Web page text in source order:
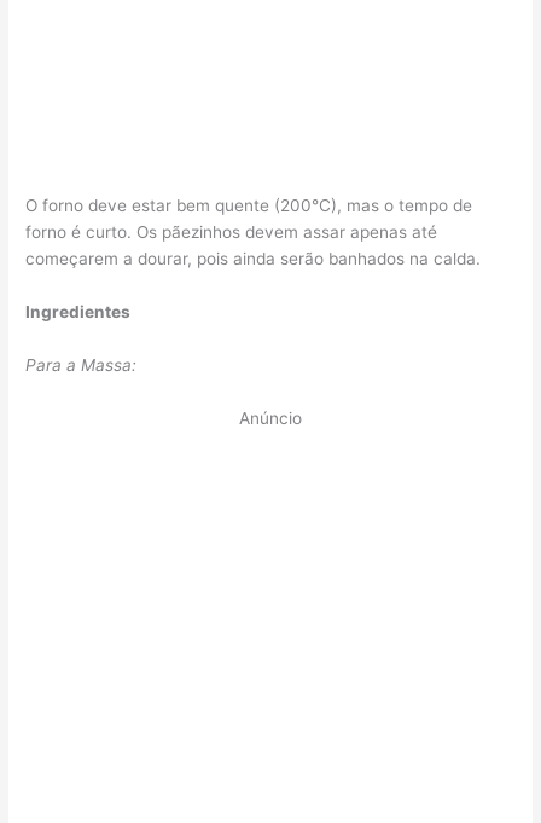
O forno deve estar bem quente (200°C), mas o tempo de
forno é curto. Os pãezinhos devem assar apenas até
começarem a dourar, pois ainda serão banhados na calda.
Ingredientes
Para a Massa:
Anúncio